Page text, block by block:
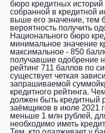
бюро кредитных
собранной в кредитной
выше его значение, тем
вероятность получить
Национального бюро
минимальное значение
максимальное - 850
получавшие одобрение
рейтинг 711 баллов по
существует четкая
запрашиваемой
кредитного рейтинга.
должен быть кредитный
заёмщиков в июле 2021
меньше 1 млн рублей,
необходимо иметь